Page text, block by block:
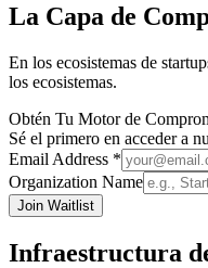
La Capa de
En los ecosistemas de
los ecosistemas.
Obtén Tu Motor de
Sé el primero en acceder a
Email Address *
Organization Name
Join Waitlist
Infraestructura